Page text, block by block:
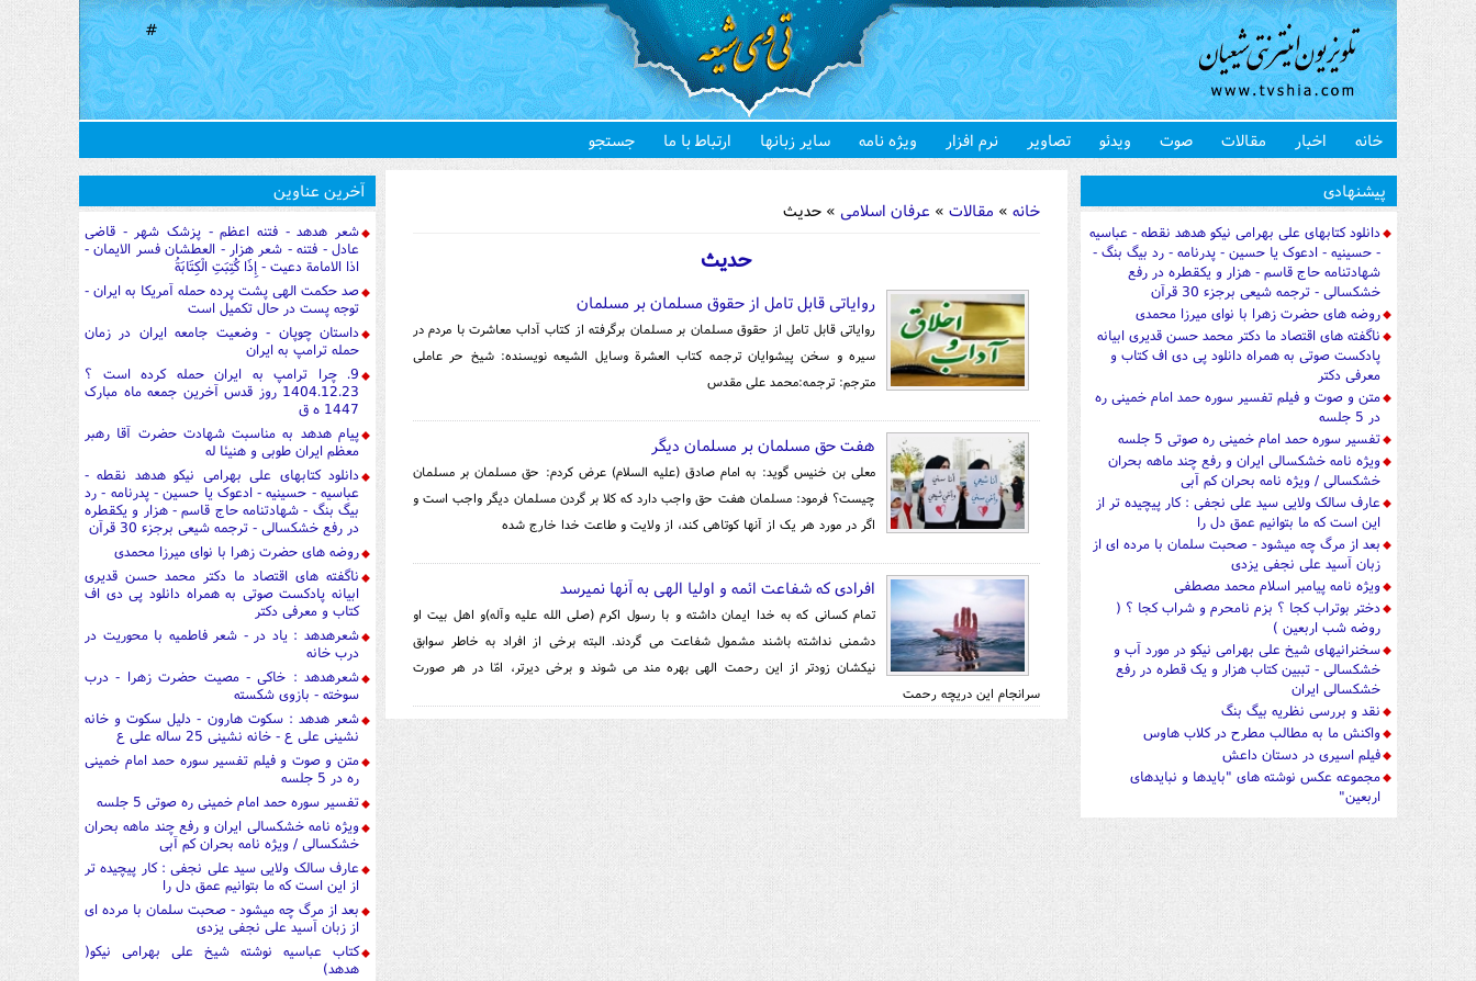
#
خانه اخبار مقالات صوت ویدئو تصاویر نرم افزار ویژه نامه سایر زبانها ارتباط با ما جستجو
خانه » مقالات » عرفان اسلامی » حدیث
حدیث
روایاتی قابل تامل از حقوق مسلمان بر مسلمان
روایاتی قابل تامل از حقوق مسلمان بر مسلمان برگرفته از کتاب آداب معاشرت با مردم در
سیره و سخن پیشوایان ترجمه کتاب العشرة وسایل الشیعه نویسنده: شیخ حر عاملی
مترجم: ترجمه:محمد علی مقدس
هفت حق مسلمان بر مسلمان دیگر
معلی بن خنیس گوید: به امام صادق (علیه السلام) عرض کردم: حق مسلمان بر مسلمان
چیست؟ فرمود: مسلمان هفت حق واجب دارد که کلا بر گردن مسلمان دیگر واجب است و
اگر در مورد هر یک از آنها کوتاهی کند، از ولایت و طاعت خدا خارج شده
افرادی که شفاعت ائمه و اولیا الهی به آنها نمیرسد
تمام كسانى كه به خدا ايمان داشته و با رسول اكرم (صلى الله عليه وآله)و اهل بيت او
دشمنى نداشته باشند مشمول شفاعت مى گردند. البته برخى از افراد به خاطر سوابق
نيكشان زودتر از اين رحمت الهى بهره مند مى شوند و برخى ديرتر، امّا در هر صورت
سرانجام اين دريچه رحمت
آخرین عناوین
شعر هدهد - فتنه اعظم - پزشک شهر - قاضی
عادل - فتنه - شعر هزار - العطشان فسر الایمان -
اذا الامامة دعیت - إِذَا كُتِبَتِ الْكِتَابَةُ
صد حکمت الهی پشت پرده حمله آمریکا به ایران -
توجه پست در حال تکمیل است
داستان چوپان - وضعیت جامعه ایران در زمان
حمله ترامپ به ایران
9. چرا ترامپ به ایران حمله کرده است ؟
1404.12.23 روز قدس آخرین جمعه ماه مبارک
1447 ه ق
پیام هدهد به مناسبت شهادت حضرت آقا رهبر
معظم ایران طوبی و هنیئا له
دانلود کتابهای علی بهرامی نیکو هدهد نقطه -
عباسیه - حسینیه - ادعوک یا حسین - پدرنامه - رد
بیگ بنگ - شهادتنامه حاج قاسم - هزار و یکقطره
در رفع خشکسالی - ترجمه شیعی برجزء 30 قرآن
روضه های حضرت زهرا با نوای میرزا محمدی
ناگفته های اقتصاد ما دکتر محمد حسن قدیری
ابیانه پادکست صوتی به همراه دانلود پی دی اف
کتاب و معرفی دکتر
شعرهدهد : یاد در - شعر فاطمیه با محوریت در
درب خانه
شعرهدهد : خاکی - مصیت حضرت زهرا - درب
سوخته - بازوی شکسته
شعر هدهد : سکوت هارون - دلیل سکوت و خانه
نشینی علی ع - خانه نشینی 25 ساله علی ع
متن و صوت و فیلم تفسیر سوره حمد امام خمینی
ره در 5 جلسه
تفسیر سوره حمد امام خمینی ره صوتی 5 جلسه
ویژه نامه خشکسالی ایران و رفع چند ماهه بحران
خشکسالی / ویژه نامه بحران کم آبی
عارف سالک ولایی سید علی نجفی : کار پیچیده تر
از این است که ما بتوانیم عمق دل را
بعد از مرگ چه میشود - صحبت سلمان با مرده ای
از زبان آسید علی نجفی یزدی
کتاب عباسیه نوشته شیخ علی بهرامی نیکو(
هدهد)
پیشنهادی
دانلود کتابهای علی بهرامی نیکو هدهد نقطه - عباسیه
- حسینیه - ادعوک یا حسین - پدرنامه - رد بیگ بنگ -
شهادتنامه حاج قاسم - هزار و یکقطره در رفع
خشکسالی - ترجمه شیعی برجزء 30 قرآن
روضه های حضرت زهرا با نوای میرزا محمدی
ناگفته های اقتصاد ما دکتر محمد حسن قدیری ابیانه
پادکست صوتی به همراه دانلود پی دی اف کتاب و
معرفی دکتر
متن و صوت و فیلم تفسیر سوره حمد امام خمینی ره
در 5 جلسه
تفسیر سوره حمد امام خمینی ره صوتی 5 جلسه
ویژه نامه خشکسالی ایران و رفع چند ماهه بحران
خشکسالی / ویژه نامه بحران کم آبی
عارف سالک ولایی سید علی نجفی : کار پیچیده تر از
این است که ما بتوانیم عمق دل را
بعد از مرگ چه میشود - صحبت سلمان با مرده ای از
زبان آسید علی نجفی یزدی
ویژه نامه پیامبر اسلام محمد مصطفی
دختر بوتراب کجا ؟ بزم نامحرم و شراب کجا ؟ (
روضه شب اربعین )
سخنرانیهای شیخ علی بهرامی نیکو در مورد آب و
خشکسالی - تببین کتاب هزار و یک قطره در رفع
خشکسالی ایران
نقد و بررسی نظریه بیگ بنگ
واکنش ما به مطالب مطرح در کلاب هاوس
فیلم اسیری در دستان داعش
مجموعه عکس نوشته های "بایدها و نبایدهای
اربعین"